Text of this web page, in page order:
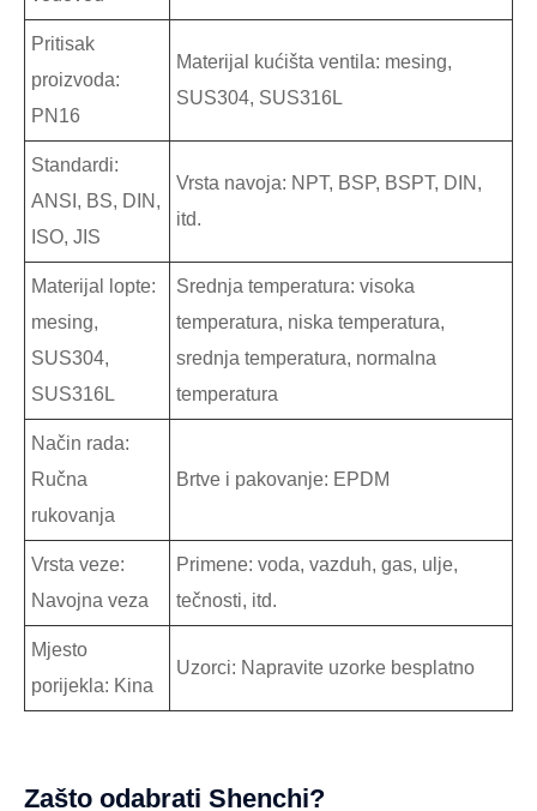
Pritisak
proizvoda:
PN16
Materijal kućišta ventila: mesing,
SUS304, SUS316L
Standardi:
ANSI, BS, DIN,
ISO, JIS
Vrsta navoja: NPT, BSP, BSPT, DIN,
itd.
Materijal lopte:
mesing,
SUS304,
SUS316L
Srednja temperatura: visoka
temperatura, niska temperatura,
srednja temperatura, normalna
temperatura
Način rada:
Ručna
rukovanja
Brtve i pakovanje: EPDM
Vrsta veze:
Navojna veza
Primene: voda, vazduh, gas, ulje,
tečnosti, itd.
Mjesto
porijekla: Kina
Uzorci: Napravite uzorke besplatno
Zašto odabrati Shenchi?